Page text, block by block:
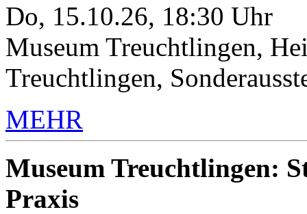
Do, 15.10.26, 18:30 Uhr
Museum Treuchtlingen,
Treuchtlingen,
MEHR
Museum Treuchtlingen:
Praxis